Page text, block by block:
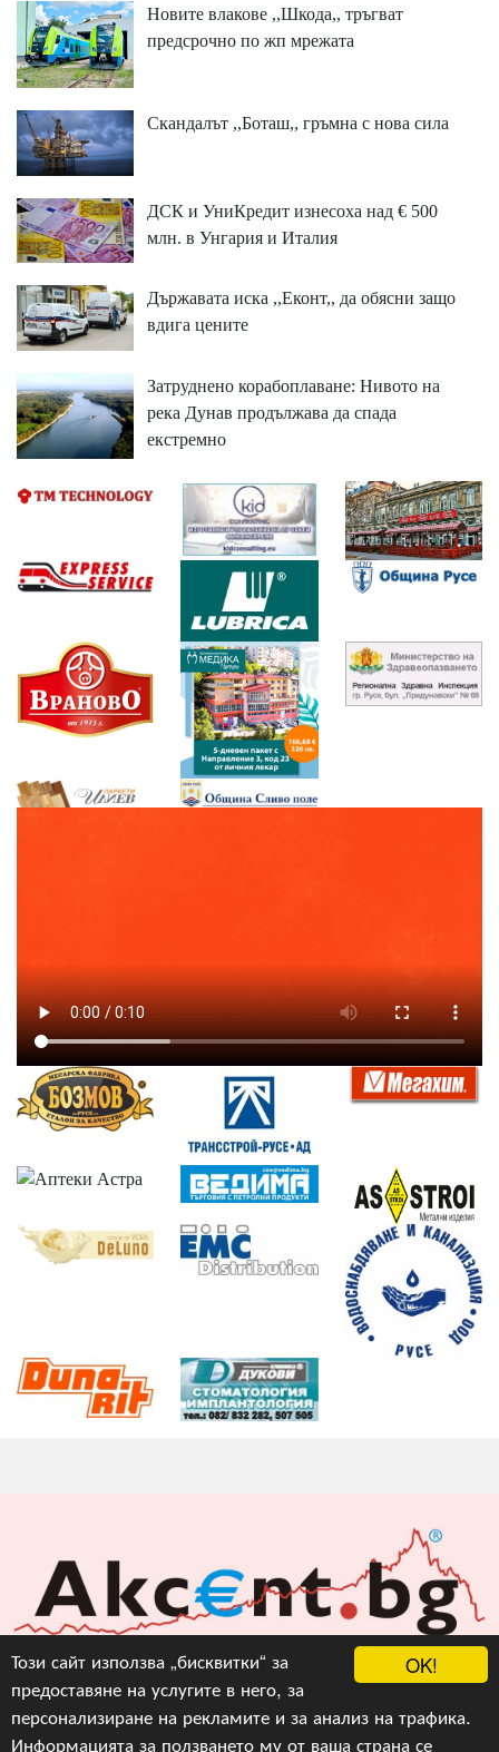
OK!
Този сайт използва „бисквитки“ за
предоставяне на услугите в него, за
персонализиране на рекламите и за анализ на трафика.
Информацията за ползването му от ваша страна се
Новите влакове ,,Шкода,, тръгват
предсрочно по жп мрежата
Скандалът ,,Боташ,, гръмна с нова сила
ДСК и УниКредит изнесоха над € 500
млн. в Унгария и Италия
Държавата иска ,,Еконт,, да обясни защо
вдига цените
Затруднено корабоплаване: Нивото на
река Дунав продължава да спада
екстремно
Акцент БГ ЕООД
info@akcent.bg
Facebook